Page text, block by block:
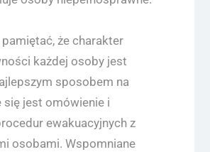
że charakter
każdej osoby jest
sposobem na
się jest omówienie i
ewakuacyjnych z
osobami. Wspomniane